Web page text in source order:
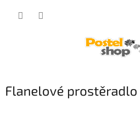
Flanelové